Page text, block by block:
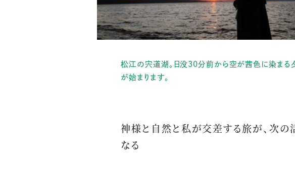
松江の宍道湖。日没30分前から空が茜色に染まる
が始まります。
神様と自然と私が交差する旅が、次の
なる